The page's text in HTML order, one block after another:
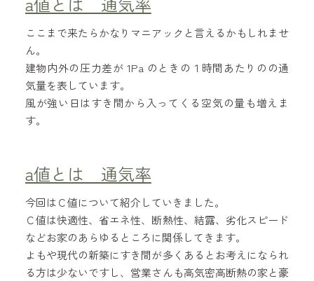
ここまで来たらかなりマニアックと言えるかもしれませ
ん。
建物内外の圧力差が 1Pa のときの１時間あたりのの通
気量を表しています。
風が強い日はすき間から入ってくる空気の量も増えま
す。
a値とは 通気率
今回はＣ値について紹介していきました。
Ｃ値は快適性、省エネ性、断熱性、結露、劣化スピード
などお家のあらゆるところに関係してきます。
よもや現代の新築にすき間が多くあるとお考えになられ
る方は少ないですし、営業さんも高気密高断熱の家と豪